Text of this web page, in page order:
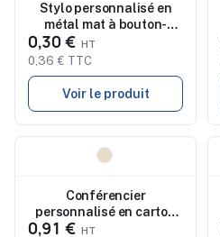
Stylo personnalisé en
métal mat à bouton-
poussoir PROSA
0,30 €
0,36 € TTC
Voir le produit
Conférencier
personnalisé en carton
recyclé avec stylo
0,91 €